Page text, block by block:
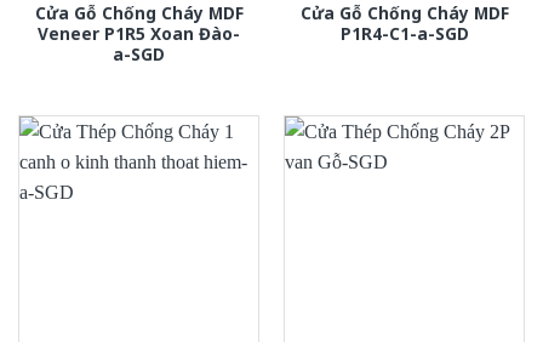
Cửa Gỗ Chống Cháy MDF
Veneer P1R5 Xoan Đào-
a-SGD
Cửa Gỗ Chống Cháy MDF
P1R4-C1-a-SGD